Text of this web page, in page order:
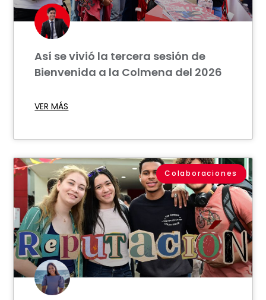
Así se vivió la tercera sesión de
Bienvenida a la Colmena del 2026
VER MÁS
Colaboraciones